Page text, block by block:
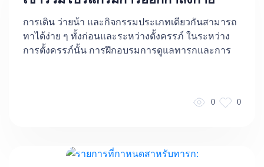
การเดิน ว่ายน้า และกิจกรรมประเภทเดียวกันสามารถ
ทาได้ง่าย ๆ ทั้งก่อนและระหว่างตั้งครรภ์ ในระหว่าง
การตั้งครรภ์นั้น การฝึกอบรมการดูแลทารกและการ
0 0